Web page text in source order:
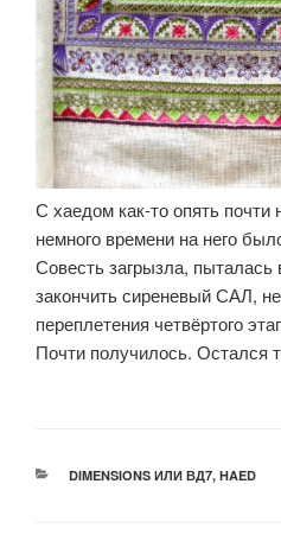
С хаедом как-то опять
немного времени на него
Совесть загрызла, пыталась
закончить сиреневый САЛ,
переплетения четвёртого
Почти получилось. Остался
РУБРИКИ
DIMENSIONS ИЛИ ВД7, HAED